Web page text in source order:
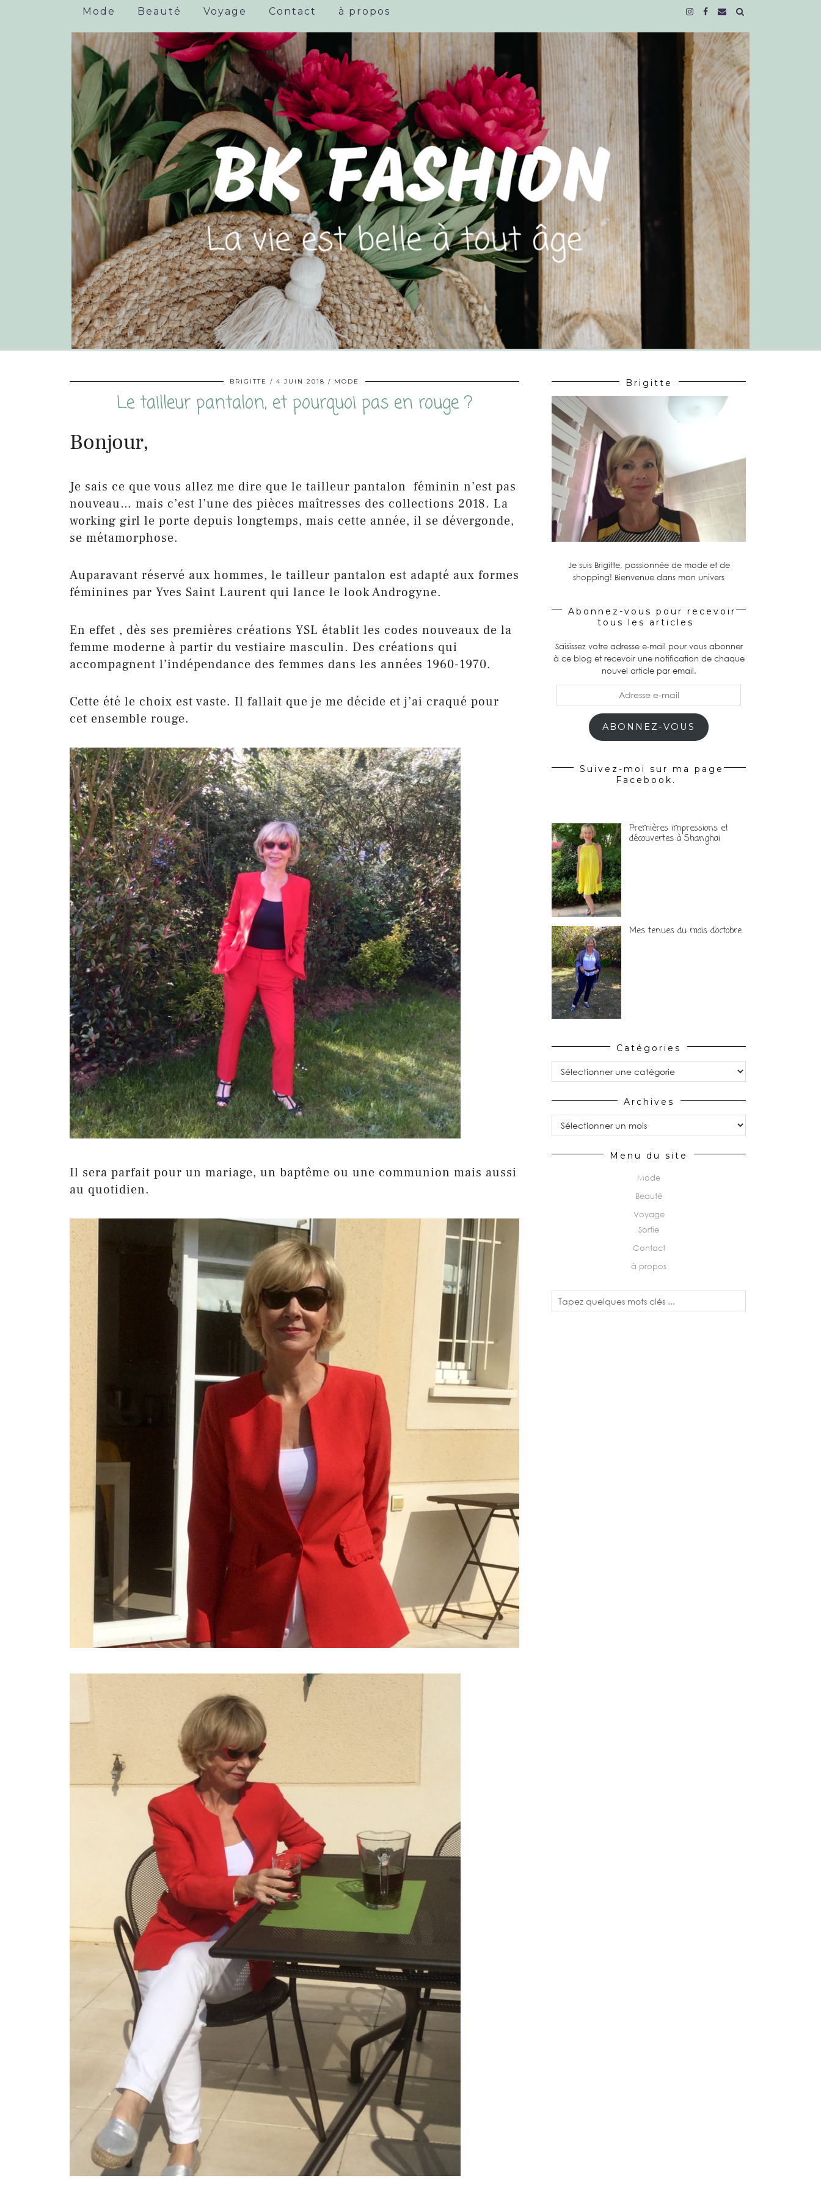
Mode Beauté Voyage Contact à propos
BRIGITTE 4 JUIN 2018 MODE
Le tailleur pantalon, et pourquoi pas en rouge ?
Bonjour,
Je sais ce que vous allez me dire que le tailleur pantalon féminin n’est pas
nouveau… mais c’est l’une des pièces maîtresses des collections 2018. La
working girl le porte depuis longtemps, mais cette année, il se dévergonde,
se métamorphose.
Auparavant réservé aux hommes, le tailleur pantalon est adapté aux formes
féminines par Yves Saint Laurent qui lance le look Androgyne.
En effet , dès ses premières créations YSL établit les codes nouveaux de la
femme moderne à partir du vestiaire masculin. Des créations qui
accompagnent l’indépendance des femmes dans les années 1960-1970.
Cette été le choix est vaste. Il fallait que je me décide et j’ai craqué pour
cet ensemble rouge.
Il sera parfait pour un mariage, un baptême ou une communion mais aussi
au quotidien.
Brigitte
Je suis Brigitte, passionnée de mode et de
shopping! Bienvenue dans mon univers
Abonnez-vous pour recevoir
tous les articles
Saisissez votre adresse e-mail pour vous abonner
à ce blog et recevoir une notification de chaque
nouvel article par email.
ABONNEZ-VOUS
Suivez-moi sur ma page
Facebook.
Premières impressions et
découvertes à Shanghai
Mes tenues du mois d’octobre.
Catégories
Catégories
Archives
Archives
Menu du site
Mode
Beauté
Voyage
Sortie
Contact
à propos